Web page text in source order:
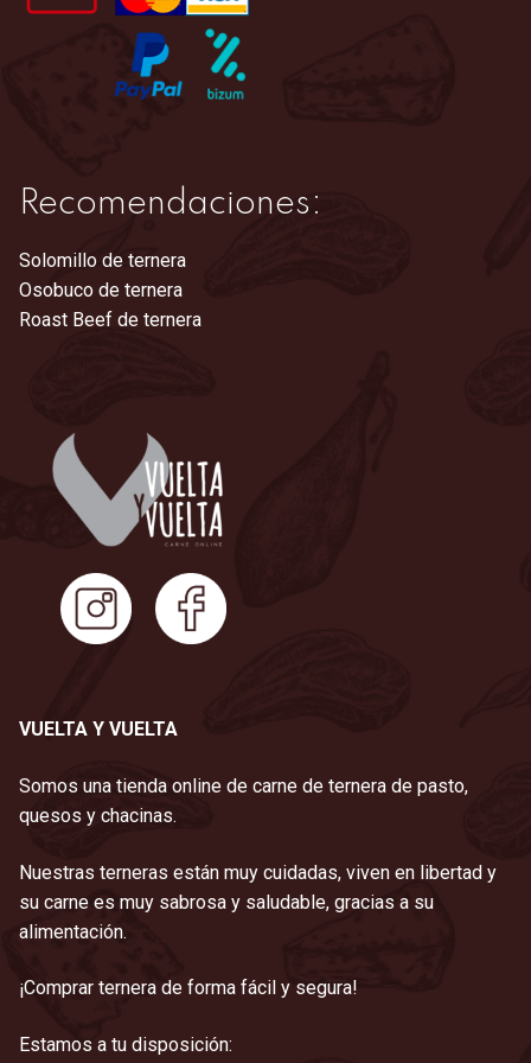
de
producto
Recomendaciones:
Solomillo de ternera
Osobuco de ternera
Roast Beef de ternera
VUELTA Y VUELTA
Somos una tienda online de carne de ternera de pasto,
quesos y chacinas.
Nuestras terneras están muy cuidadas, viven en libertad y
su carne es muy sabrosa y saludable, gracias a su
alimentación.
¡Comprar ternera de forma fácil y segura!
Estamos a tu disposición: